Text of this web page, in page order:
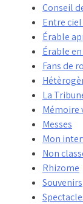
Conseil
Entre
Érable
Érable
Fans de
La
Mémoire
Messes
Mon
Non
Rhizome
Souvenirs